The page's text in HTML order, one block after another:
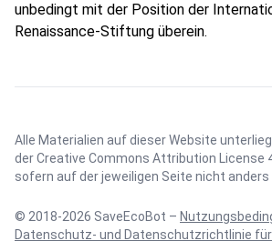
unbedingt mit der Position der
Renaissance-Stiftung überein.
Alle Materialien auf dieser Website
derCreative Commons Attribution License
sofern auf der jeweiligen Seite nicht anders
© 2018-2026 SaveEcoBot –
Datenschutz- und Datenschutzrichtlinie